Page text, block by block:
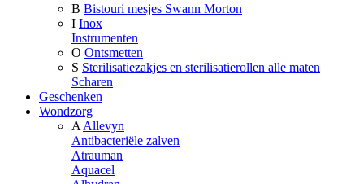
B Bistouri mesjes Swann Morton
I Inox
Instrumenten
O Ontsmetten
S Sterilisatiezakjes en sterilisatierollen alle maten
Scharen
Geschenken
Wondzorg
A Allevyn
Antibacteriële zalven
Atrauman
Aquacel